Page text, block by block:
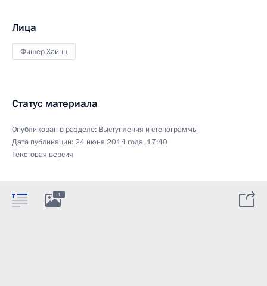
Лица
Фишер Хайнц
Статус материала
Опубликован в разделе: Выступления и стенограммы
Дата публикации:24 июня 2014 года, 17:40
Текстовая версия
1